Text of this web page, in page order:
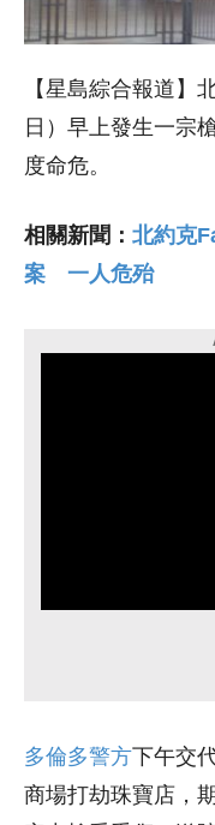
【星島綜合報道】
日）早上發生一宗
度命危。
相關新聞： 北約克
案 一人危殆
多倫多警方下午交
商場打劫珠寶店，